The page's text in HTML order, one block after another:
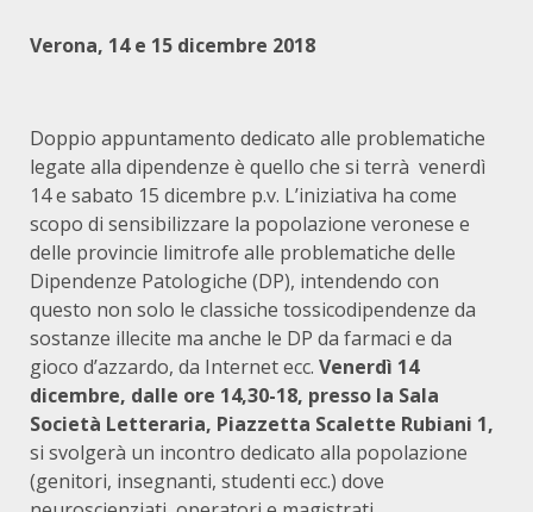
Verona, 14 e 15 dicembre 2018
Doppio appuntamento dedicato alle problematiche
legate alla dipendenze è quello che si terrà venerdì
14 e sabato 15 dicembre p.v. L’iniziativa ha come
scopo di sensibilizzare la popolazione veronese e
delle provincie limitrofe alle problematiche delle
Dipendenze Patologiche (DP), intendendo con
questo non solo le classiche tossicodipendenze da
sostanze illecite ma anche le DP da farmaci e da
gioco d’azzardo, da Internet ecc. Venerdì 14
dicembre, dalle ore 14,30-18, presso la Sala
Società Letteraria, Piazzetta Scalette Rubiani 1,
si svolgerà un incontro dedicato alla popolazione
(genitori, insegnanti, studenti ecc.) dove